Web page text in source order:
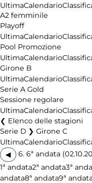
UltimaCalendario
A2 femminile
Playoff
UltimaCalendario
Pool Promozione
UltimaCalendario
Girone B
UltimaCalendario
Serie A Gold
Sessione regolare
UltimaCalendario
Elenco delle stagioni
Serie D ❯ Girone C
UltimaCalendario
◀
6. 6ª andata
1ª andata2ª andata3ª
andata8ª andata9ª